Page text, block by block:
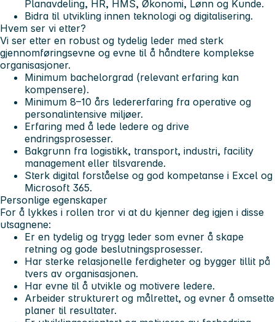
Planavdeling, HR, HMS, Økonomi, Lønn og Kunde.
Bidra til utvikling innen teknologi og digitalisering.
Hvem ser vi etter?
Vi ser etter en robust og tydelig leder med sterk
gjennomføringsevne og evne til å håndtere komplekse
organisasjoner.
Minimum bachelorgrad (relevant erfaring kan
kompensere).
Minimum 8–10 års ledererfaring fra operative og
personalintensive miljøer.
Erfaring med å lede ledere og drive
endringsprosesser.
Bakgrunn fra logistikk, transport, industri, facility
management eller tilsvarende.
Sterk digital forståelse og god kompetanse i Excel og
Microsoft 365.
Personlige egenskaper
For å lykkes i rollen tror vi at du kjenner deg igjen i disse
utsagnene:
Er en tydelig og trygg leder som evner å skape
retning og gode beslutningsprosesser.
Har sterke relasjonelle ferdigheter og bygger tillit på
tvers av organisasjonen.
Har evne til å utvikle og motivere ledere.
Arbeider strukturert og målrettet, og evner å omsette
planer til resultater.